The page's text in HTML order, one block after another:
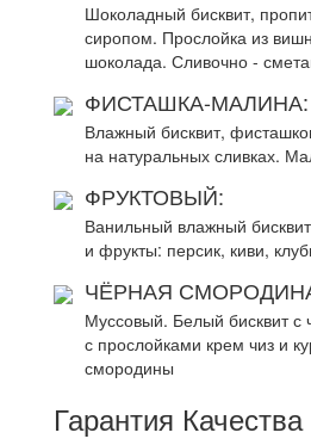
Шоколадный бисквит,
сиропом. Прослойка из
шоколада. Сливочно -
ФИСТАШКА-МАЛИНА:
Влажный бисквит,
на натуральных сливках.
ФРУКТОВЫЙ:
Ванильный влажный
и фрукты: персик, киви,
ЧЁРНАЯ
Муссовый. Белый бисквит с
с прослойками крем чиз и
смородины
Гарантия Качества